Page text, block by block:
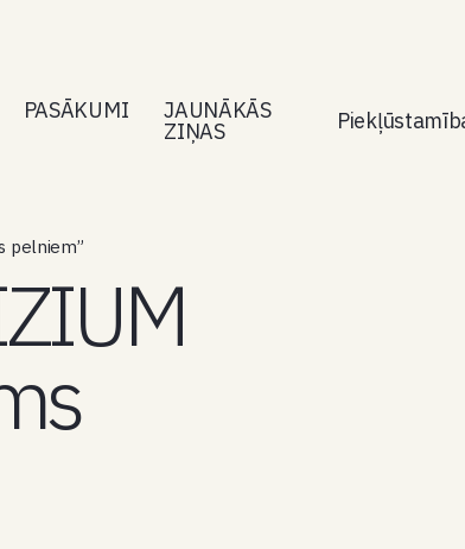
PASĀKUMI JAUNĀKĀS
ZIŅAS
pelniem”